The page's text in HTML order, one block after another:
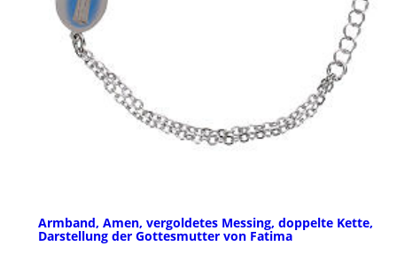
Armband, Amen, vergoldetes Messing, doppelte Kette,
Darstellung der Gottesmutter von Fatima